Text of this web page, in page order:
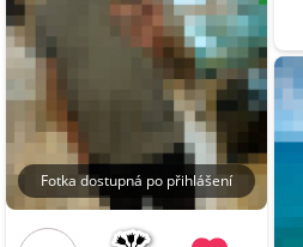
Fotka dostupná po přihlášení